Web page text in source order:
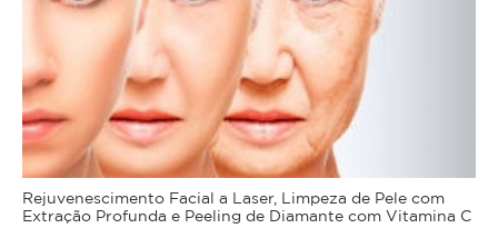
Rejuvenescimento Facial a Laser, Limpeza de Pele com
Extração Profunda e Peeling de Diamante com Vitamina C